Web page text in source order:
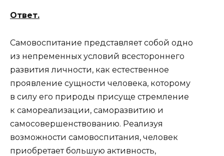
Ответ.
Самовоспитание представляет собой одно
из непременных условий всестороннего
развития личности, как естественное
проявление сущности человека, которому
в силу его природы присуще стремление
к самореализации, саморазвитию и
самосовершенствованию. Реализуя
возможности самовоспитания, человек
приобретает большую активность,